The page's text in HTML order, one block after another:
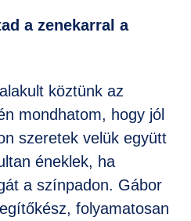
a zenekarral a
köztünk az
mondhatom, hogy jól
szeretek velük együtt
éneklek, ha
a színpadon. Gábor
folyamatosan